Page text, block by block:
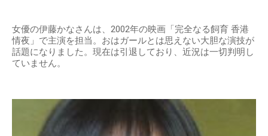
女優の伊藤かなさんは、2002年の映画「完全なる飼育 香港
情夜」で主演を担当。おはガールとは思えない大胆な演技が
話題になりました。現在は引退しており、近況は一切判明し
ていません。